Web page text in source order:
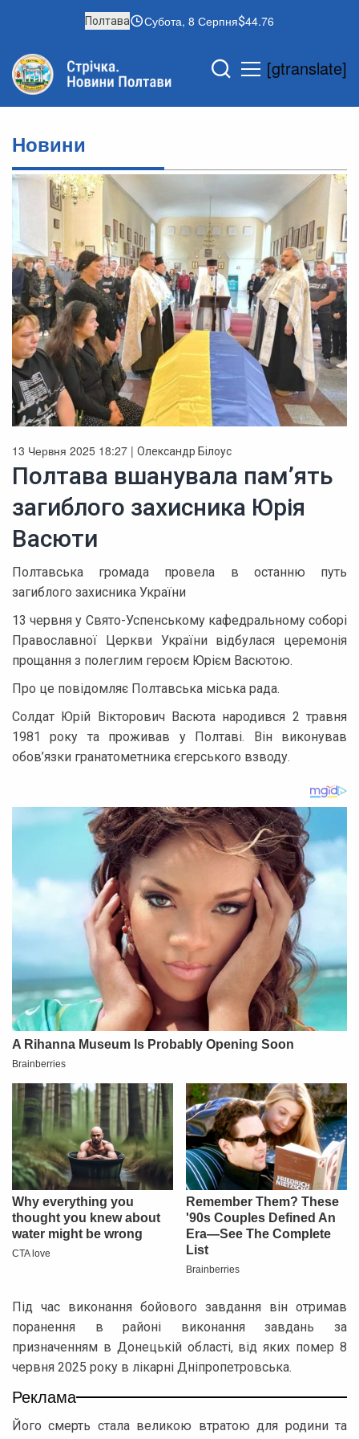
Полтава Субота, 8 Серпня 44.76
[gtranslate]
Новини
13 Червня 2025 18:27 | Олександр Білоус
Полтава вшанувала пам’ять
загиблого захисника Юрія
Васюти
Полтавська громада провела в останню путь
загиблого захисника України
13 червня у Свято-Успенському кафедральному соборі
Православної Церкви України відбулася церемонія
прощання з полеглим героєм Юрієм Васютою.
Про це повідомляє Полтавська міська рада.
Солдат Юрій Вікторович Васюта народився 2 травня
1981 року та проживав у Полтаві. Він виконував
обов’язки гранатометника єгерського взводу.
Під час виконання бойового завдання він отримав
поранення в районі виконання завдань за
призначенням в Донецькій області, від яких помер 8
червня 2025 року в лікарні Дніпропетровська.
Реклама
Його смерть стала великою втратою для родини та